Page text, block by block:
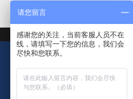
请您留言
感谢您的关注，当前客服人员不在
线，请填写一下您的信息，我们会
尽快和您联系。